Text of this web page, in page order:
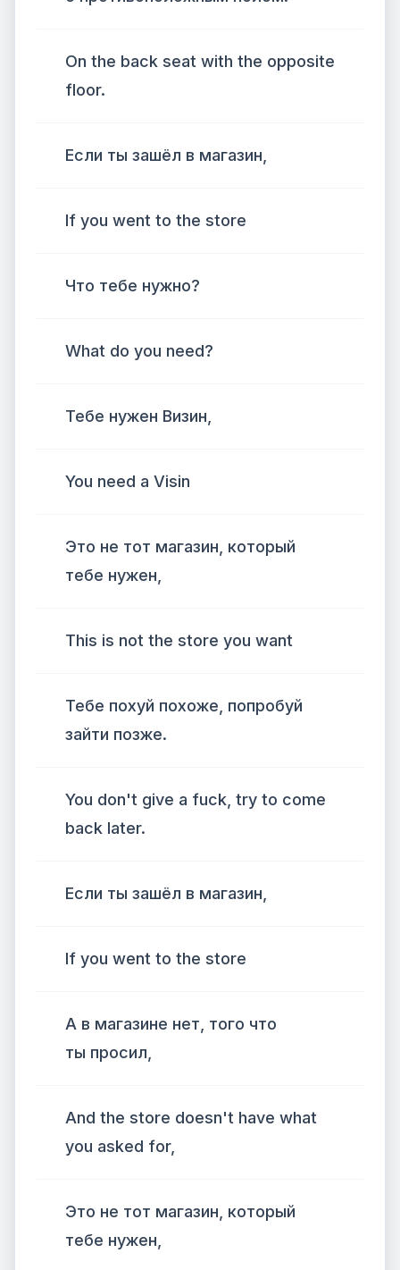
On the back seat with the opposite
floor.
Если ты зашёл в магазин,
If you went to the store
Что тебе нужно?
What do you need?
Тебе нужен Визин,
You need a Visin
Это не тот магазин, который
тебе нужен,
This is not the store you want
Тебе похуй похоже, попробуй
зайти позже.
You don't give a fuck, try to come
back later.
Если ты зашёл в магазин,
If you went to the store
А в магазине нет, того что
ты просил,
And the store doesn't have what
you asked for,
Это не тот магазин, который
тебе нужен,